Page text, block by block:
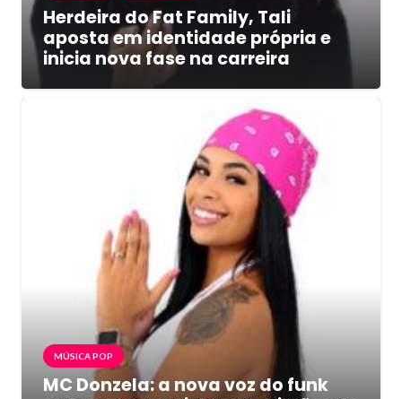
Herdeira do Fat Family, Tali
aposta em identidade própria e
inicia nova fase na carreira
MÚSICA POP
MC Donzela: a nova voz do funk